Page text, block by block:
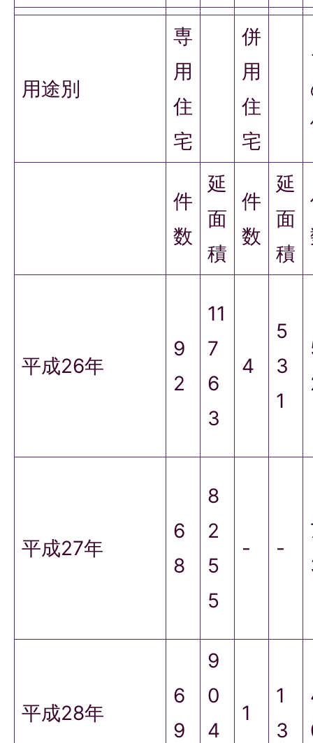
用途別
専
用
住
宅
併
用
住
宅
件
数
延
面
積
件
数
延
面
積
平成26年
9
2
11
7
6
3
4
5
3
1
平成27年
6
8
8
2
5
5
- -
平成28年
6
9
9
0
4
1
1
3